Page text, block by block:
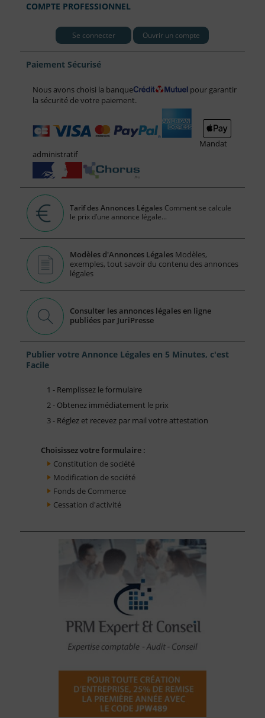
COMPTE PROFESSIONNEL
Se connecter Ouvrir un compte
Paiement Sécurisé
Nous avons choisi la banque
pour garantir
la sécurité de votre paiement.
Mandat
administratif
Tarif des Annonces Légales Comment se calcule
le prix d’une annonce légale...
Modèles d'Annonces Légales Modèles,
exemples, tout savoir du contenu des annonces
légales
Consulter les annonces légales en ligne
publiées par JuriPresse
Publier votre Annonce Légales en 5 Minutes, c'est
Facile
1 - Remplissez le formulaire
2 - Obtenez immédiatement le prix
3 - Réglez et recevez par mail votre attestation
Choisissez votre formulaire :
Constitution de société
Modification de société
Fonds de Commerce
Cessation d'activité